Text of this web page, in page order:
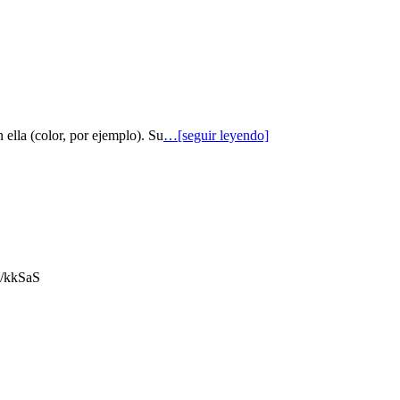
ella (color, por ejemplo). Su…[seguir leyendo]
kkSaS